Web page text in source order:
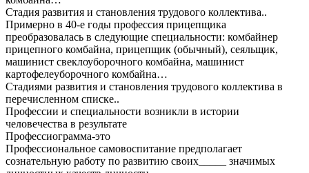
Стадия развития и становления трудового коллектива..
Примерно в 40-е годы профессия прицепщика
преобразовалась в следующие специальности: комбайнер
прицепного комбайна, прицепщик (обычный), сеяльщик,
машинист свеклоуборочного комбайна, машинист
картофелеуборочного комбайна…
Стадиями развития и становления трудового коллектива в
перечисленном списке..
Профессии и специальности возникли в истории
человечества в результате
Профессиограмма-это
Профессиональное самовоспитание предполагает
сознательную работу по развитию своих_____ значимых